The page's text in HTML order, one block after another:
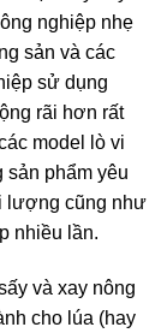
nghiệp nhẹ
sản và các
sử dụng
rãi hơn rất
model lò vi
phẩm yêu
lượng cũng như
nhiều lần.
và xay nông
cho lúa (hay